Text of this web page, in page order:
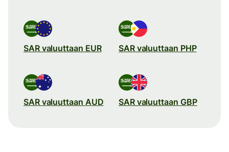
SAR valuuttaan EUR SAR valuuttaan PHP
SAR valuuttaan AUD SAR valuuttaan GBP